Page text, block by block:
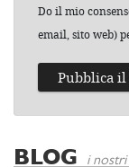
Do il mio
email, sito web)
BLOG i